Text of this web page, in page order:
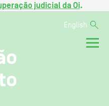
judicial da Oi.
English